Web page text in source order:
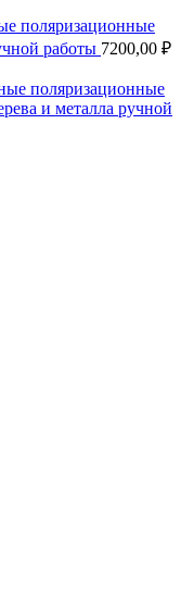
поляризационные
работы 7200,00 ₽
поляризационные
и металла ручной